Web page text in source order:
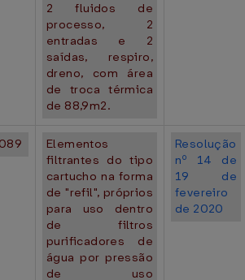
2 fluidos de
processo, 2
entradas e 2
saídas, respiro,
dreno, com área
de troca térmica
de 88,9m2.
089
Elementos
filtrantes do tipo
cartucho na forma
de "refil", próprios
para uso dentro
de filtros
purificadores de
água por pressão
de uso
Resolução
nº 14 de
19 de
fevereiro
de 2020